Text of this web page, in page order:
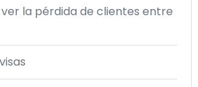
la pérdida de clientes entre